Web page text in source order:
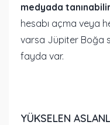
medyada
hesabı açma veya
varsa Jüpiter Boğa
fayda var.
YÜKSELEN